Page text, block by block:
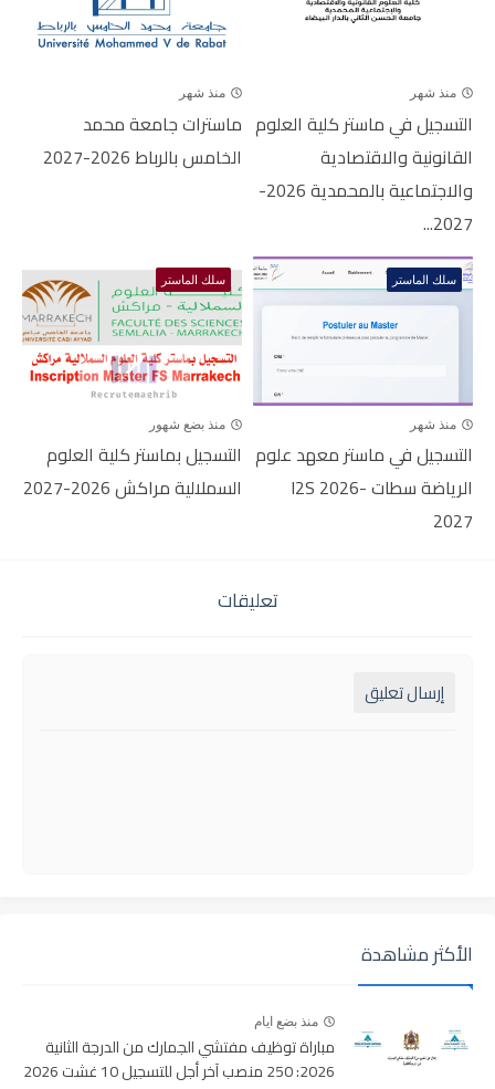
منذ شهر
التسجيل في ماستر كلية العلوم
القانونية والاقتصادية
والاجتماعية بالمحمدية 2026-
2027...
منذ شهر
ماسترات جامعة محمد
الخامس بالرباط 2026-2027
سلك الماستر
منذ شهر
التسجيل في ماستر معهد علوم
الرياضة سطات I2S 2026-
2027
سلك الماستر
منذ بضع شهور
التسجيل بماستر كلية العلوم
السملالية مراكش 2026-2027
تعليقات
إرسال تعليق
الأكثر مشاهدة
منذ بضع ايام
مباراة توظيف مفتشي الجمارك من الدرجة الثانية
2026: 250 منصب آخر أجل للتسجيل 10 غشت 2026